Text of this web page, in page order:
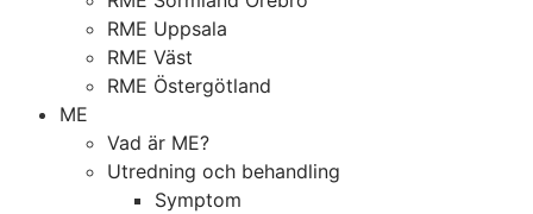
RME Uppsala
RME Väst
RME Östergötland
ME
Vad är ME?
Utredning och behandling
Symptom